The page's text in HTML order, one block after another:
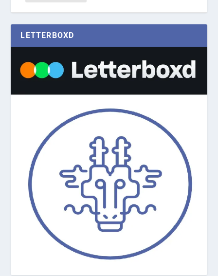
LETTERBOXD